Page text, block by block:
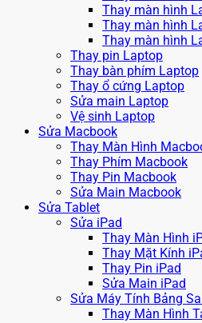
Thay màn hình
Thay màn hình
Thay màn hình
Thay pin Laptop
Thay bàn phím Laptop
Thay ổ cứng Laptop
Sửa main Laptop
Vệ sinh Laptop
Sửa Macbook
Thay Màn Hình
Thay Phím Macbook
Thay Pin Macbook
Sửa Main Macbook
Sửa Tablet
Sửa iPad
Thay Màn Hình
Thay Mặt Kính
Thay Pin iPad
Sửa Main iPad
Sửa Máy Tính Bảng
Thay Màn Hình